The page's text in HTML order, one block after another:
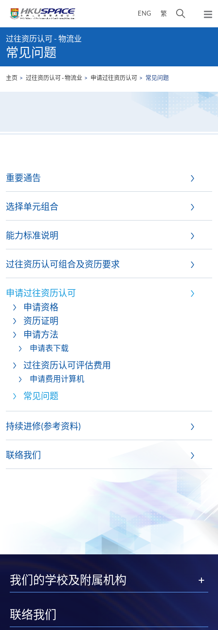
content
ENG 繁
开
弹
出
content
start
过往资历认可 - 物流业
常见问题
主页 过往资历认可 - 物流业 申请过往资历认可 常见问题
重要通告
选择单元组合
能力标准说明
过往资历认可组合及资历要求
申请过往资历认可
申请资格
资历证明
申请方法
申请表下载
过往资历认可评估费用
申请费用计算机
常见问题
持续进修(参考资料)
联络我们
我们的学校及附属机构
联络我们